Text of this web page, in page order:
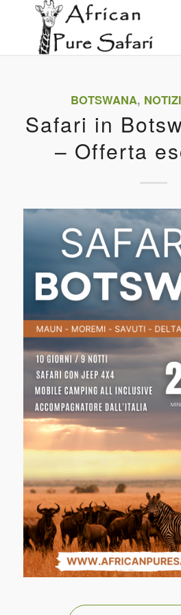
BOTSWANA,
Safari in
– Offerta